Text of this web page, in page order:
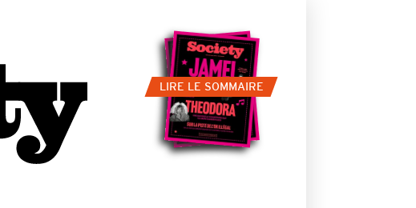
LIRE LE SOMMAIRE